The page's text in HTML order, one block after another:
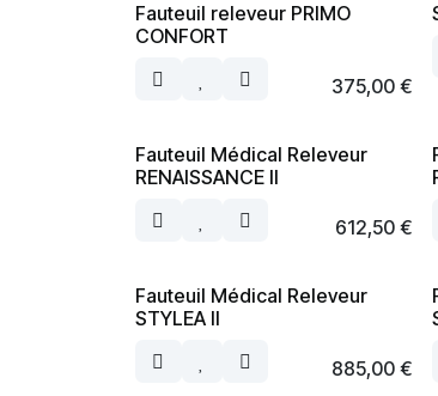
Fauteuil releveur PRIMO
CONFORT
375,00 €
Fauteuil Médical Releveur
RENAISSANCE II
612,50 €
Fauteuil Médical Releveur
STYLEA II
885,00 €